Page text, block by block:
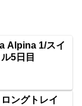
Alpina 1/スイ
5日目
ングトレイ